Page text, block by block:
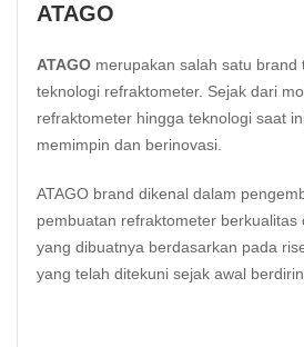
ATAGO
ATAGO merupakan salah satu brand
teknologi refraktometer. Sejak dari
refraktometer hingga teknologi saat
memimpin dan berinovasi.
ATAGO brand dikenal dalam
pembuatan refraktometer berkualitas
yang dibuatnya berdasarkan pada
yang telah ditekuni sejak awal